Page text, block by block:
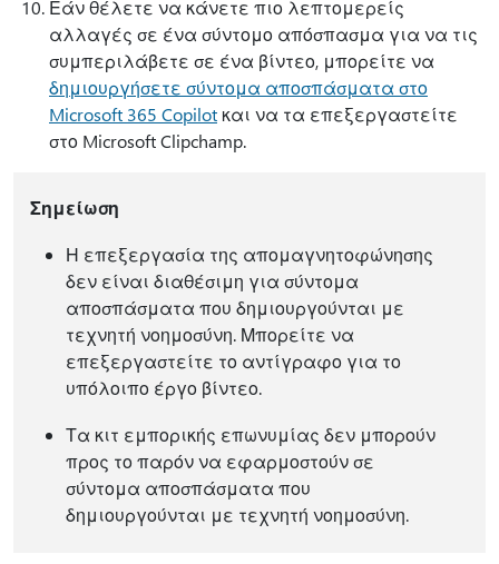
Εάν θέλετε να κάνετε πιο λεπτομερείς
αλλαγές σε ένα σύντομο απόσπασμα για να τις
συμπεριλάβετε σε ένα βίντεο, μπορείτε να
δημιουργήσετε σύντομα αποσπάσματα στο
Microsoft 365 Copilot και να τα επεξεργαστείτε
στο Microsoft Clipchamp.
Σημείωση
Η επεξεργασία της απομαγνητοφώνησης
δεν είναι διαθέσιμη για σύντομα
αποσπάσματα που δημιουργούνται με
τεχνητή νοημοσύνη. Μπορείτε να
επεξεργαστείτε το αντίγραφο για το
υπόλοιπο έργο βίντεο.
Τα κιτ εμπορικής επωνυμίας δεν μπορούν
προς το παρόν να εφαρμοστούν σε
σύντομα αποσπάσματα που
δημιουργούνται με τεχνητή νοημοσύνη.